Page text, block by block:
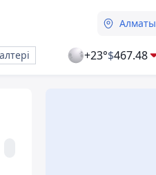
Алматы
+23°$467.48